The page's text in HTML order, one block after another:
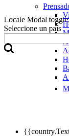
Locale Modal
Seleccione un país